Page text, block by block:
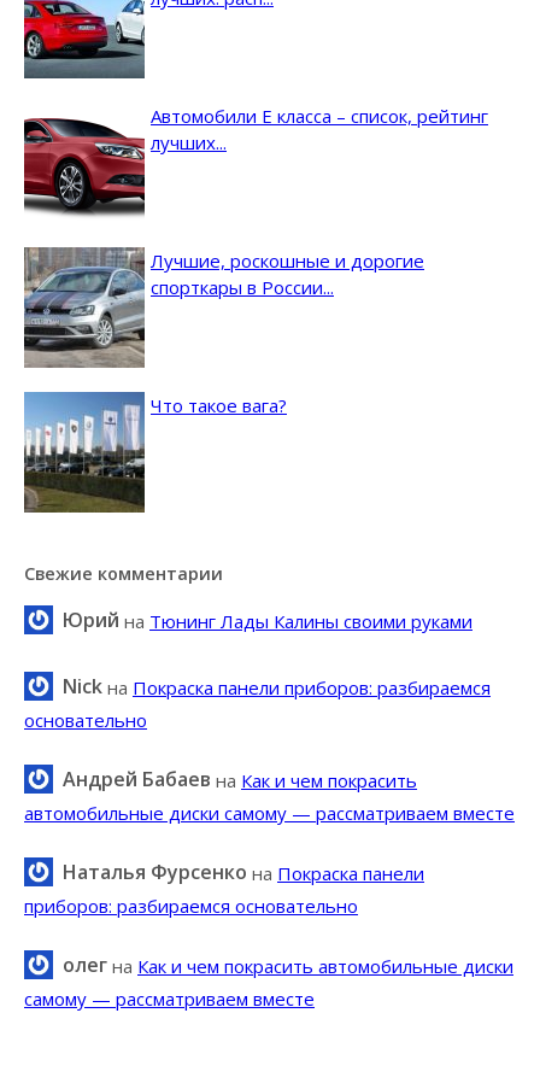
Автомобили E класса – список, рейтинг
лучших...
Лучшие, роскошные и дорогие
спорткары в России...
Что такое вага?
Свежие комментарии
Юрий на Тюнинг Лады Калины своими руками
Nick на Покраска панели приборов: разбираемся
основательно
Андрей Бабаев на Как и чем покрасить
автомобильные диски самому — рассматриваем вместе
Наталья Фурсенко на Покраска панели
приборов: разбираемся основательно
олег на Как и чем покрасить автомобильные диски
самому — рассматриваем вместе